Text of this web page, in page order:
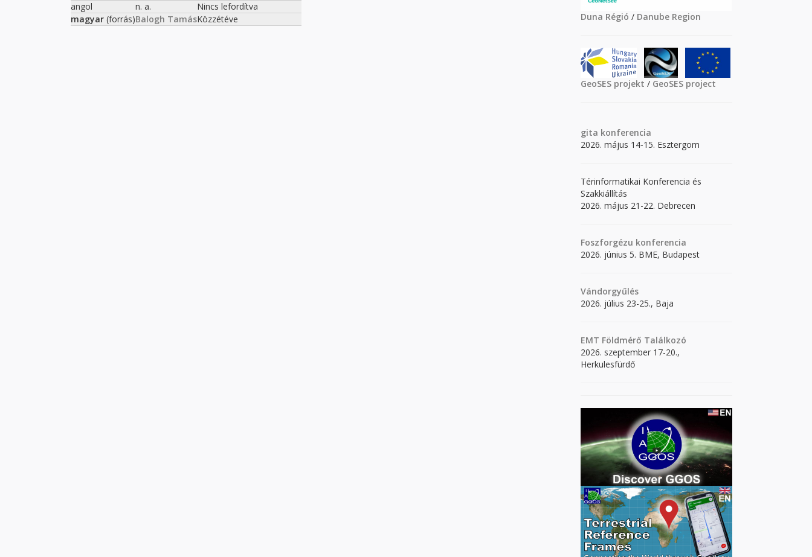
angol
n. a.
Nincs lefordítva
magyar (forrás)Balogh TamásKözzétéve Duna Régió / Danube Region
GeoSES projekt / GeoSES project
gita konferencia
2026. május 14-15. Esztergom
Térinformatikai Konferencia és
Szakkiállítás
2026. május 21-22. Debrecen
Foszforgézu konferencia
2026. június 5. BME, Budapest
Vándorgyűlés
2026. július 23-25., Baja
EMT Földmérő Találkozó
2026. szeptember 17-20.,
Herkulesfürdő